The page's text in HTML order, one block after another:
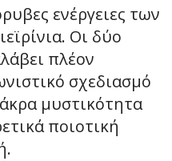
ενέργειες των
Οι δύο
πλέον
σχεδιασμό
μυστικότητα
ποιοτική